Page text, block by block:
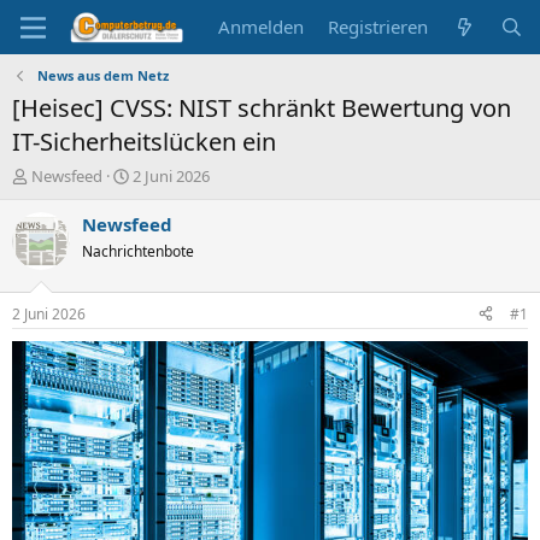
Anmelden Registrieren
News aus dem Netz
[Heisec] CVSS: NIST schränkt Bewertung von
IT-Sicherheitslücken ein
E
s
t
e
e
r
Newsfeed
E
s
t
e
t
a
m
2 Juni 2026
Newsfeed
Nachrichtenbote
2 Juni 2026 #1